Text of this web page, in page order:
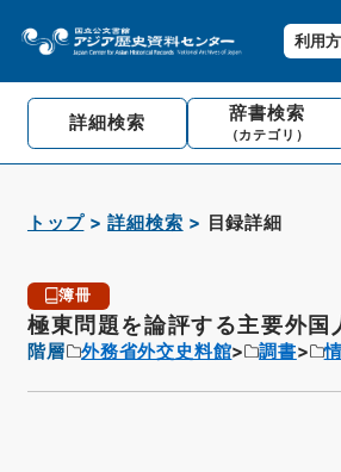
利用
詳細検索 辞書検索
（カテゴリ）
トップ 詳細検索 目録詳細
簿冊
極東問題を論評する主要外国
階層 外務省外交史料館 調書